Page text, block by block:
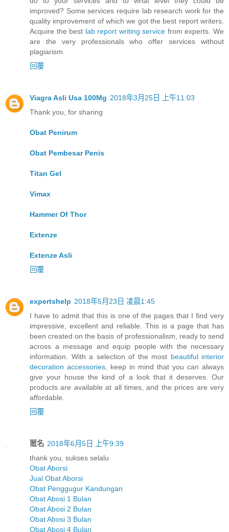
improved? Some services require lab research work for the
quality improvement of which we got the best report writers.
Acquire the best lab report writing service from experts. We
are the very professionals who offer services without
plagiarism.
回覆
Viagra Asli Usa 100Mg 2018年3月25日 上午11:03
Thank you, for sharing
Obat Penirum
Obat Pembesar Penis
Titan Gel
Vimax
Hammer Of Thor
Extenze
Extenze Asli
回覆
expertshelp 2018年5月23日 凌晨1:45
I have to admit that this is one of the pages that I find very
impressive, excellent and reliable. This is a page that has
been created on the basis of professionalism, ready to send
across a message and equip people with the necessary
information. With a selection of the most beautiful interior
decoration accessories , keep in mind that you can always
give your house the kind of a look that it deserves. Our
products are available at all times, and the prices are very
affordable.
回覆
匿名 2018年6月5日 上午9:39
thank you, sukses selalu
Obat Aborsi
Jual Obat Aborsi
Obat Penggugur Kandungan
Obat Abosi 1 Bulan
Obat Abosi 2 Bulan
Obat Abosi 3 Bulan
Obat Abosi 4 Bulan